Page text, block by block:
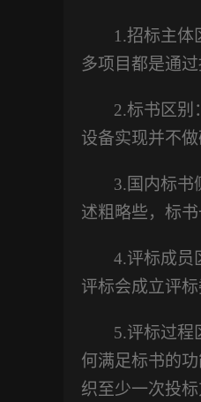
1.招标主体
多项目都是通
2.标书区别
设备实现并不
3.国内标书
述粗略些，标
4.评标成员
评标会成立评
5.评标过程
何满足标书的
织至少一次投